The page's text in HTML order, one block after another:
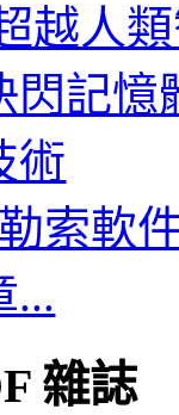
越人
閃記憶
術
勒索軟
...
雜誌